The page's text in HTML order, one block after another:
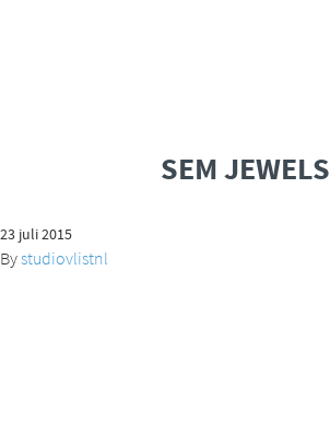
SEM JEWELS
23 juli 2015
Bystudiovlistnl